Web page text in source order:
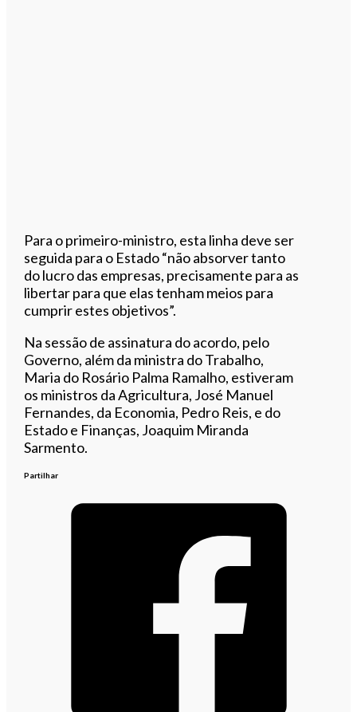
Para o primeiro-ministro, esta linha deve ser
seguida para o Estado “não absorver tanto
do lucro das empresas, precisamente para as
libertar para que elas tenham meios para
cumprir estes objetivos”.
Na sessão de assinatura do acordo, pelo
Governo, além da ministra do Trabalho,
Maria do Rosário Palma Ramalho, estiveram
os ministros da Agricultura, José Manuel
Fernandes, da Economia, Pedro Reis, e do
Estado e Finanças, Joaquim Miranda
Sarmento.
Partilhar